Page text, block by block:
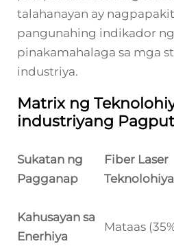
talahanayan ay
pangunahing indikador
pinakamahalaga sa mga
industriya.
Matrix ng
industriyang
Sukatan ng
Pagganap
Fiber Laser
Teknolohiya
Kahusayan sa
Enerhiya
Mataas